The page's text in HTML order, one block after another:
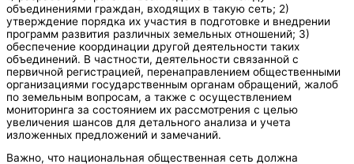
объединениями граждан, входящих в такую сеть; 2)
утверждение порядка их участия в подготовке и внедрении
программ развития различных земельных отношений; 3)
обеспечение координации другой деятельности таких
объединений. В частности, деятельности связанной с
первичной регистрацией, перенаправлением общественными
организациями государственным органам обращений, жалоб
по земельным вопросам, а также с осуществлением
мониторинга за состоянием их рассмотрения с целью
увеличения шансов для детального анализа и учета
изложенных предложений и замечаний.
Важно, что национальная общественная сеть должна